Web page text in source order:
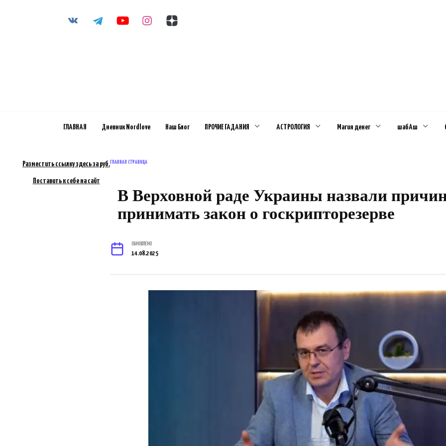
ГЛАВНАЯ Дневник Nordlove Наш Блог ПРОЧИЕ ГАДАНИЯ АСТРОЛОГИЯ Магия денег шабАш
ГЛАВНАЯ СТРАНИЦА
В Верховной раде Украины назвали
принимать закон о госкрипторезерве
ОБНОВЛЕНО
14.08.2025
Разместить ссылку здесь за руб.
Поставить к себе на сайт